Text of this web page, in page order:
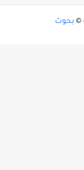
بحوث